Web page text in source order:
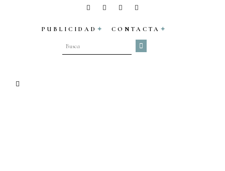
PUBLICIDAD CONTACTA